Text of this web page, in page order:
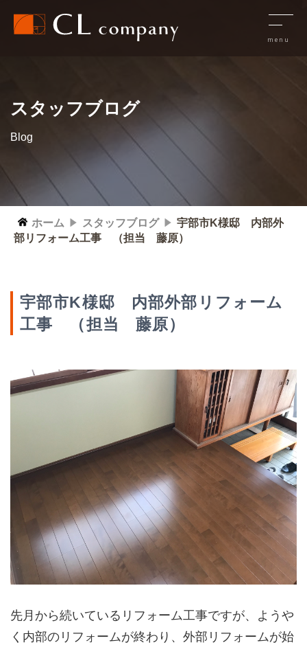
スタッフブログ
Blog
ホーム スタッフブログ
宇部市K様邸 内部外
部リフォーム工事 （担当 藤原）
宇部市K様邸 内部外部リフォーム
工事 （担当 藤原）
先月から続いているリフォーム工事ですが、ようや
く内部のリフォームが終わり、外部リフォームが始